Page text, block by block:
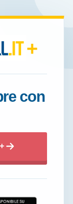
+
con